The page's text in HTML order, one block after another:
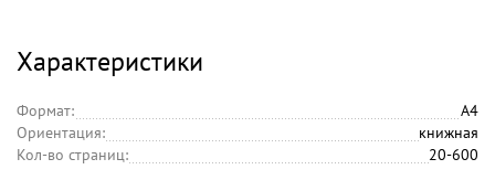
Характеристики
Формат:
А4
Ориентация:
книжная
Кол-во страниц:
20-600